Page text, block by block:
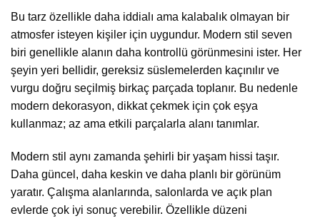
Bu tarz özellikle daha iddialı ama kalabalık olmayan bir
atmosfer isteyen kişiler için uygundur. Modern stil seven
biri genellikle alanın daha kontrollü görünmesini ister. Her
şeyin yeri bellidir, gereksiz süslemelerden kaçınılır ve
vurgu doğru seçilmiş birkaç parçada toplanır. Bu nedenle
modern dekorasyon, dikkat çekmek için çok eşya
kullanmaz; az ama etkili parçalarla alanı tanımlar.
Modern stil aynı zamanda şehirli bir yaşam hissi taşır.
Daha güncel, daha keskin ve daha planlı bir görünüm
yaratır. Çalışma alanlarında, salonlarda ve açık plan
evlerde çok iyi sonuç verebilir. Özellikle düzeni